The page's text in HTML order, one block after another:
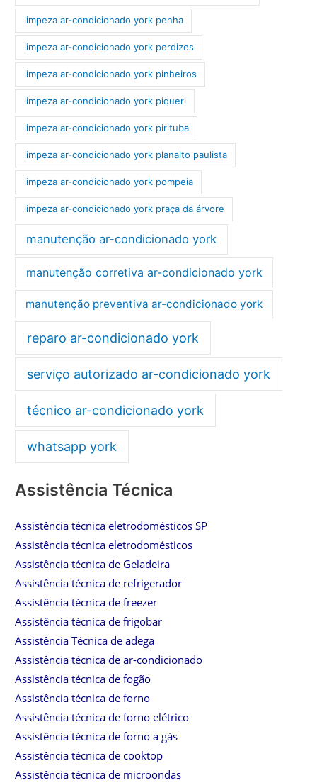
limpeza ar-condicionado york penha
limpeza ar-condicionado york perdizes
limpeza ar-condicionado york pinheiros
limpeza ar-condicionado york piqueri
limpeza ar-condicionado york pirituba
limpeza ar-condicionado york planalto paulista
limpeza ar-condicionado york pompeia
limpeza ar-condicionado york praça da árvore
manutenção ar-condicionado york
manutenção corretiva ar-condicionado york
manutenção preventiva ar-condicionado york
reparo ar-condicionado york
serviço autorizado ar-condicionado york
técnico ar-condicionado york
whatsapp york
Assistência Técnica
Assistência técnica eletrodomésticos SP
Assistência técnica eletrodomésticos
Assistência técnica de Geladeira
Assistência técnica de refrigerador
Assistência técnica de freezer
Assistência técnica de frigobar
Assistência Técnica de adega
Assistência técnica de ar-condicionado
Assistência técnica de fogão
Assistência técnica de forno
Assistência técnica de forno elétrico
Assistência técnica de forno a gás
Assistência técnica de cooktop
Assistência técnica de microondas